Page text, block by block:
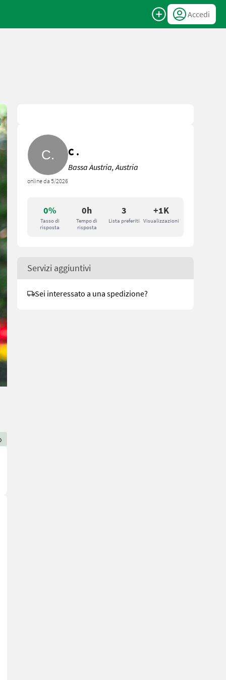
Accedi
0%
Tasso di
risposta
0h
Tempo di
risposta
3
Lista preferiti
+1K
Visualizzazioni
online da 5/2026
C .
Bassa Austria, Austria
Servizi aggiuntivi
Sei interessato a una spedizione?